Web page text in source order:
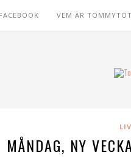
FACEBOOK VEM ÄR
MÅNDAG, NY